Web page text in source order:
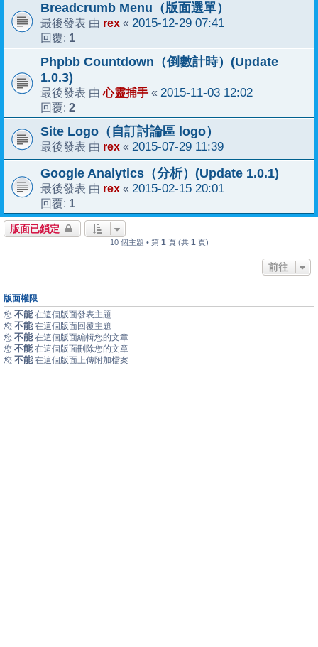
Breadcrumb Menu（版面選單）
最後發表 由 rex « 2015-12-29 07:41
回覆: 1
Phpbb Countdown（倒數計時）(Update
1.0.3)
最後發表 由心靈捕手 « 2015-11-03 12:02
回覆: 2
Site Logo（自訂討論區 logo）
最後發表 由 rex « 2015-07-29 11:39
Google Analytics（分析）(Update 1.0.1)
最後發表 由 rex « 2015-02-15 20:01
回覆: 1
版面已鎖定
10 個主題 • 第 1 頁 (共 1 頁)
前往
版面權限
您 不能 在這個版面發表主題
您 不能 在這個版面回覆主題
您 不能 在這個版面編輯您的文章
您 不能 在這個版面刪除您的文章
您 不能 在這個版面上傳附加檔案